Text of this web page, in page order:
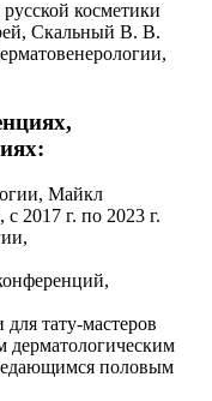
косметики
Скальный В. В.
Майкл
2017 г. по 2023 г.
для тату-мастеров
дерматологическим
половым